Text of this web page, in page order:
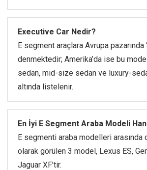
Executive Car Nedir?
E segment araçlara Avrupa pazarında
denmektedir; Amerika’da ise bu
sedan, mid-size sedan ve luxury-
altında listelenir.
En İyi E Segment Araba Modeli
E segmenti araba modelleri arasında
olarak görülen 3 model, Lexus ES,
Jaguar XF’tir.